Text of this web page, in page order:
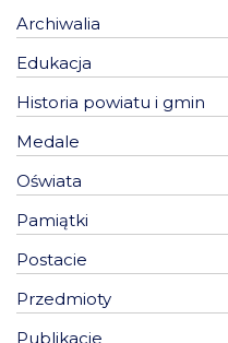
Archiwalia
Edukacja
Historia powiatu i gmin
Medale
Oświata
Pamiątki
Postacie
Przedmioty
Publikacje